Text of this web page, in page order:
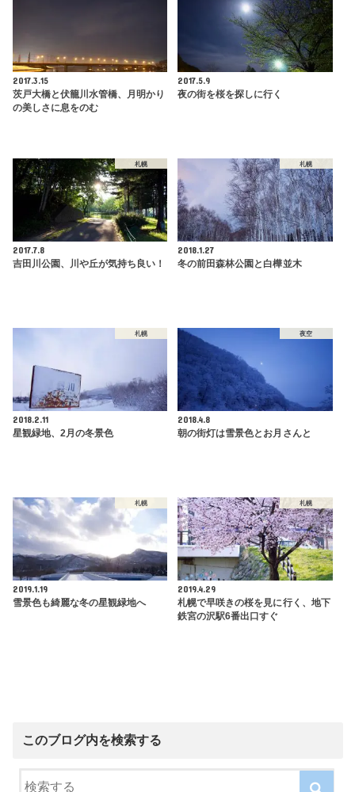
2017.3.15
茨戸大橋と伏籠川水管橋、月明かり
の美しさに息をのむ
2017.5.9
夜の街を桜を探しに行く
札幌
2017.7.8
吉田川公園、川や丘が気持ち良い！
札幌
2018.1.27
冬の前田森林公園と白樺並木
札幌
2018.2.11
星観緑地、2月の冬景色
夜空
2018.4.8
朝の街灯は雪景色とお月さんと
札幌
2019.1.19
雪景色も綺麗な冬の星観緑地へ
札幌
2019.4.29
札幌で早咲きの桜を見に行く、地下
鉄宮の沢駅6番出口すぐ
このブログ内を検索する